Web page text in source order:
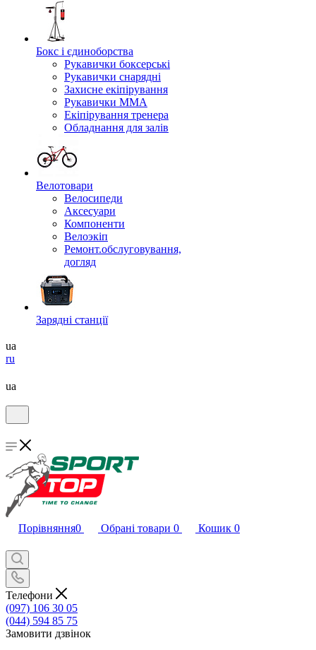
Бокс і єдиноборства
Рукавички боксерські
Рукавички снарядні
Захисне екіпірування
Рукавички ММА
Екіпірування тренера
Обладнання для залів
Велотовари
Велосипеди
Аксесуари
Компоненти
Велоэкіп
Ремонт.обслуговування,
догляд
Зарядні станції
ua
ru
ua
Порівняння0 Обрані товари 0 Кошик 0
Телефони
(097) 106 30 05
(044) 594 85 75
Замовити дзвінок